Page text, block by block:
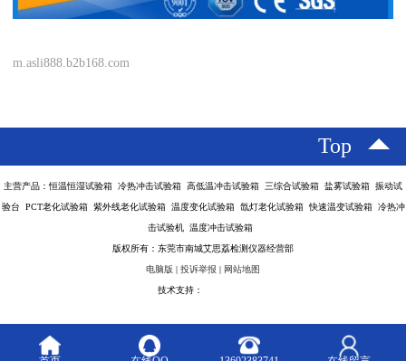
m.asli888.b2b168.com
Top
主营产品：恒温恒湿试验箱 冷热冲击试验箱 高低温冲击试验箱 三综合试验箱 盐雾试验箱 振动试
验台 PCT老化试验箱 紫外线老化试验箱 温度变化试验箱 氙灯老化试验箱 快速温变试验箱 冷热冲
击试验机 温度冲击试验箱
版权所有：东莞市南城艾思荔检测仪器经营部
电脑版 | 投诉举报 | 网站地图
技术支持：